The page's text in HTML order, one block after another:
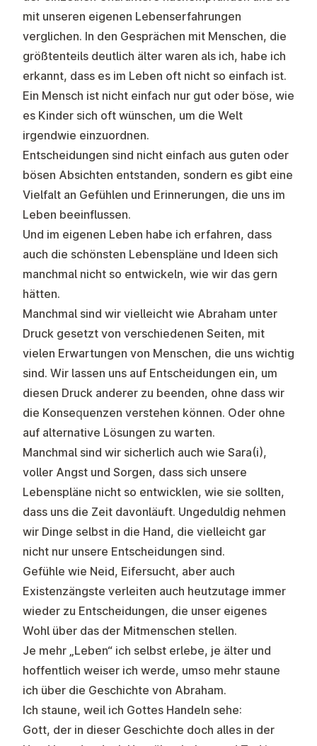
mit unseren eigenen Lebenserfahrungen
verglichen. In den Gesprächen mit Menschen, die
größtenteils deutlich älter waren als ich, habe ich
erkannt, dass es im Leben oft nicht so einfach ist.
Ein Mensch ist nicht einfach nur gut oder böse, wie
es Kinder sich oft wünschen, um die Welt
irgendwie einzuordnen.
Entscheidungen sind nicht einfach aus guten oder
bösen Absichten entstanden, sondern es gibt eine
Vielfalt an Gefühlen und Erinnerungen, die uns im
Leben beeinflussen.
Und im eigenen Leben habe ich erfahren, dass
auch die schönsten Lebenspläne und Ideen sich
manchmal nicht so entwickeln, wie wir das gern
hätten.
Manchmal sind wir vielleicht wie Abraham unter
Druck gesetzt von verschiedenen Seiten, mit
vielen Erwartungen von Menschen, die uns wichtig
sind. Wir lassen uns auf Entscheidungen ein, um
diesen Druck anderer zu beenden, ohne dass wir
die Konsequenzen verstehen können. Oder ohne
auf alternative Lösungen zu warten.
Manchmal sind wir sicherlich auch wie Sara(i),
voller Angst und Sorgen, dass sich unsere
Lebenspläne nicht so entwicklen, wie sie sollten,
dass uns die Zeit davonläuft. Ungeduldig nehmen
wir Dinge selbst in die Hand, die vielleicht gar
nicht nur unsere Entscheidungen sind.
Gefühle wie Neid, Eifersucht, aber auch
Existenzängste verleiten auch heutzutage immer
wieder zu Entscheidungen, die unser eigenes
Wohl über das der Mitmenschen stellen.
Je mehr „Leben“ ich selbst erlebe, je älter und
hoffentlich weiser ich werde, umso mehr staune
ich über die Geschichte von Abraham.
Ich staune, weil ich Gottes Handeln sehe:
Gott, der in dieser Geschichte doch alles in der